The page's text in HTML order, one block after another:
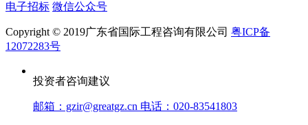
电子招标 微信公众号
Copyright © 2019广东省国际工程咨询有限公司 粤ICP备
12072283号
投资者咨询建议
邮箱：gzir@greatgz.cn 电话：020-83541803